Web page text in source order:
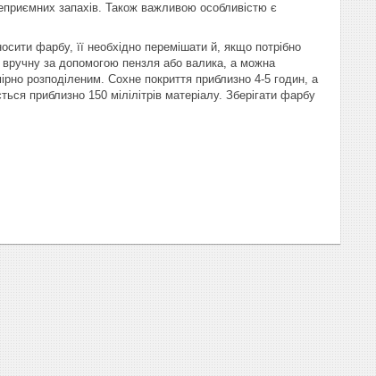
запахів. Також важливою особливістю є
фарбу, її необхідно перемішати й, якщо потрібно
за допомогою пензля або валика, а можна
розподіленим. Сохне покриття приблизно 4-5 годин, а
приблизно 150 мілілітрів матеріалу. Зберігати фарбу